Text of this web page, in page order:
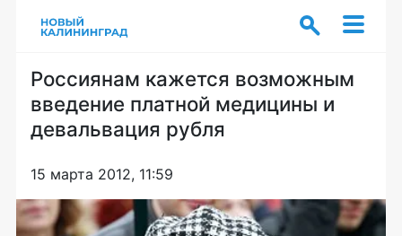
Россиянам кажется возможным
введение платной медицины и
девальвация рубля
15 марта 2012, 11:59